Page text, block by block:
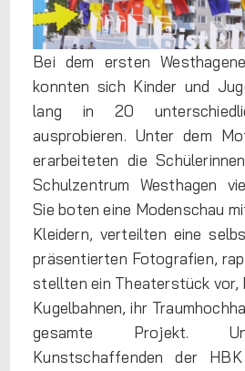
Bei dem ersten
konnten sich Kinder und
lang in 20
ausprobieren. Unter dem
erarbeiteten die
Schulzentrum Westhagen
Sie boten eine Modenschau
Kleidern, verteilten eine
präsentierten Fotografien,
stellten ein Theaterstück vor,
Kugelbahnen, ihr
gesamte Projekt.
Kunstschaffenden der